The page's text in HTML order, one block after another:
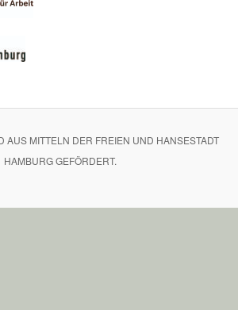
AUS MITTELN DER FREIEN UND HANSESTADT
HAMBURG GEFÖRDERT.